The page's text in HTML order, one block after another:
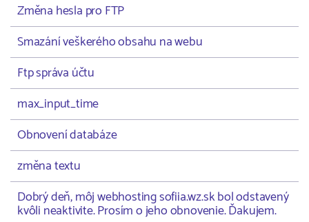
Změna hesla pro FTP
Smazání veškerého obsahu na webu
Ftp správa účtu
max_input_time
Obnovení databáze
změna textu
Dobrý deň, môj webhosting sofiia.wz.sk bol odstavený
kvôli neaktivite. Prosím o jeho obnovenie. Ďakujem.